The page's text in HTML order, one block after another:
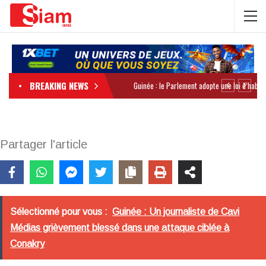
BREAKING NEWS
Partager l'article
Sélectionné pour vous : Guinée : Un journaliste de Cavi
Médias grièvement blessé dans une attaque ciblée à
Conakry